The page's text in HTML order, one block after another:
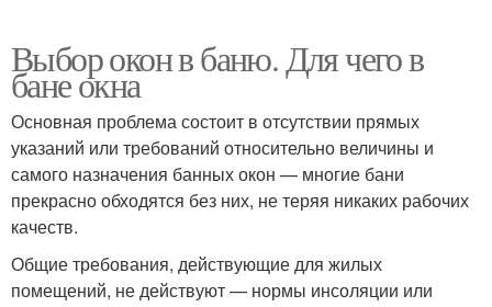
Выбор окон в баню. Для чего в
бане окна
Основная проблема состоит в отсутствии прямых
указаний или требований относительно величины и
самого назначения банных окон — многие бани
прекрасно обходятся без них, не теряя никаких рабочих
качеств.
Общие требования, действующие для жилых
помещений, не действуют — нормы инсоляции или